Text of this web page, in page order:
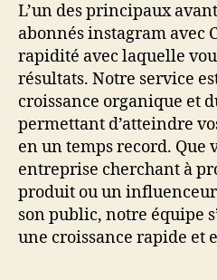
L’un des principaux
abonnés instagram avec
rapidité avec laquelle
résultats. Notre service
croissance organique et
permettant d’atteindre
en un temps record. Que
entreprise cherchant à
produit ou un
son public, notre équipe
une croissance rapide et